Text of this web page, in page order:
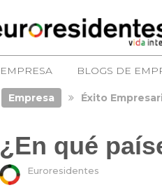
EMPRESA BLOGS DE
Empresa Éxito
¿En qué
Euroresidentes